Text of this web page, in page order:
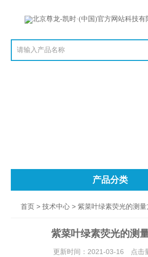
产品分类
首页 >技术中心 > 紫菜叶绿素荧光的测量
紫菜叶绿素荧光的测
更新时间：2021-03-16 点击